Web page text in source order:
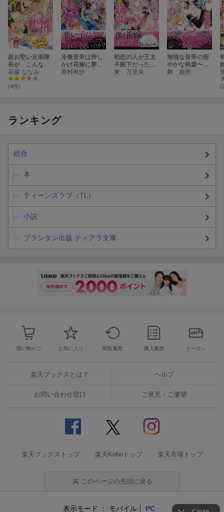
超お堅い近衛隊
長が、こんなに
デレ甘絶倫だな
んて聞いてませ
ん！？
花菱 ななみ
(4件)
冷徹皇帝は押し
かけ花嫁に夢中
です！〜求婚は
香村有沙
初恋の人が王太
子殿下だったの
で諦めようとし
東 万里央
無情な皇帝の密
やかな執愛〜白
薔薇姫は可憐に
舞 姫美
ランキング
総合
本
ティーンズラブ（TL）
小説
プランタン出版 ティアラ文庫
買い物かご お気に入り 閲覧履歴 購入履歴 クーポン
楽天ブックスとは？ ヘルプ
お問い合わせ窓口 ご意見・ご要望
楽天ブックストップ 楽天Koboトップ 楽天市場トップ
このページの先頭に戻る
表示モード モバイル PC